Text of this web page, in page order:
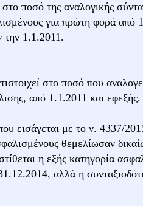
ποσό της αναλογικής
για πρώτη φορά από
την 1.1.2011.
στο ποσό που
από 1.1.2011 και
εισάγεται με το ν. 4337/
θεμελίωσαν
η εξής κατηγορία
αλλά η